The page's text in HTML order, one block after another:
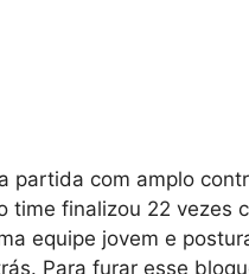
partida com amplo
time finalizou 22 vezes
equipe jovem e
Para furar esse